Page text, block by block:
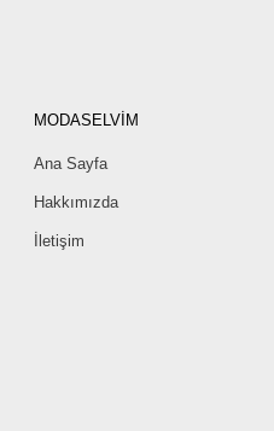
MODASELVİM
Ana Sayfa
Hakkımızda
İletişim